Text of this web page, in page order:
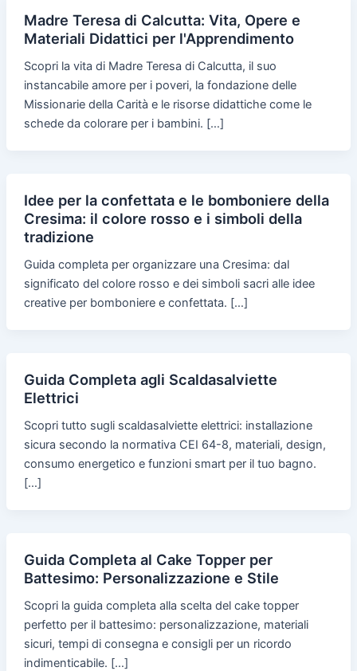
Madre Teresa di Calcutta: Vita, Opere e
Materiali Didattici per l'Apprendimento
Scopri la vita di Madre Teresa di Calcutta, il suo
instancabile amore per i poveri, la fondazione delle
Missionarie della Carità e le risorse didattiche come le
schede da colorare per i bambini. […]
Idee per la confettata e le bomboniere della
Cresima: il colore rosso e i simboli della
tradizione
Guida completa per organizzare una Cresima: dal
significato del colore rosso e dei simboli sacri alle idee
creative per bomboniere e confettata. […]
Guida Completa agli Scaldasalviette
Elettrici
Scopri tutto sugli scaldasalviette elettrici: installazione
sicura secondo la normativa CEI 64-8, materiali, design,
consumo energetico e funzioni smart per il tuo bagno.
[…]
Guida Completa al Cake Topper per
Battesimo: Personalizzazione e Stile
Scopri la guida completa alla scelta del cake topper
perfetto per il battesimo: personalizzazione, materiali
sicuri, tempi di consegna e consigli per un ricordo
indimenticabile. […]